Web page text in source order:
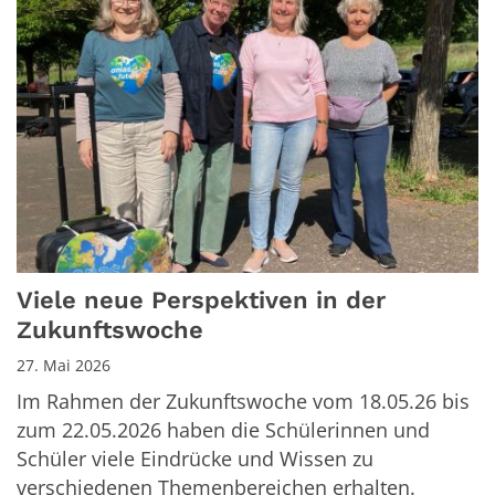
Viele neue Perspektiven in der
Zukunftswoche
27. Mai 2026
Im Rahmen der Zukunftswoche vom 18.05.26 bis
zum 22.05.2026 haben die Schülerinnen und
Schüler viele Eindrücke und Wissen zu
verschiedenen Themenbereichen erhalten.